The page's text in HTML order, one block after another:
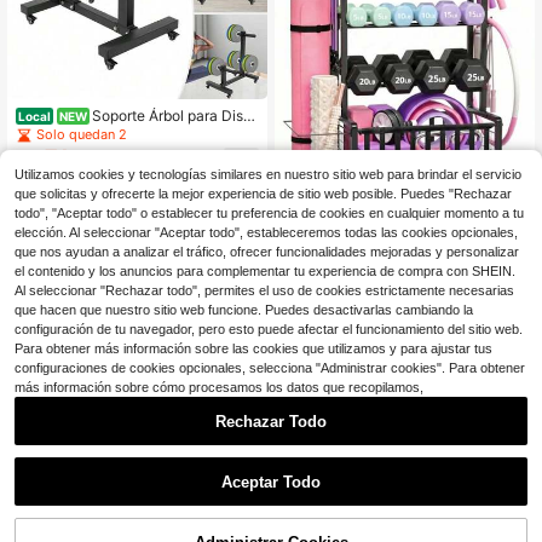
Local NEW Soporte Árbol para Disc
os de Pesas Resistente con Ruedas
Universales, Diseñado para Organiz
ación Conveniente y Fácil Acceso
a los Discos de Pesas, Cuenta con
un Diseño Robusto en Forma de Árb
ol para Sostener Múltiples Discos d
e Pesas de Forma Segura
Solo quedan 2
71
Envío Rápido Envío gratis
orma de rack de sentadillas, organi
Solo quedan 5
Local
Estante para mancuernas, est
ante de almacenamiento para gimn
asio en casa, organizador de estant
e de peso ajustable con ruedas y ga
nchos, almacenamiento de equipo
de gimnasio de alta resistencia, org
anizador de almacenamiento de ent
renamiento para gimnasio en garaje
Solo quedan 10
$110.10 -59%
1
Utilizamos cookies y tecnologías similares en nuestro sitio web para brindar el servicio
que solicitas y ofrecerte la mejor experiencia de sitio web posible. Puedes "Rechazar
todo", "Aceptar todo" o establecer tu preferencia de cookies en cualquier momento a tu
elección. Al seleccionar "Aceptar todo", estableceremos todas las cookies opcionales,
que nos ayudan a analizar el tráfico, ofrecer funcionalidades mejoradas y personalizar
el contenido y los anuncios para complementar tu experiencia de compra con SHEIN.
Al seleccionar "Rechazar todo", permites el uso de cookies estrictamente necesarias
que hacen que nuestro sitio web funcione. Puedes desactivarlas cambiando la
configuración de tu navegador, pero esto puede afectar el funcionamiento del sitio web.
Para obtener más información sobre las cookies que utilizamos y para ajustar tus
configuraciones de cookies opcionales, selecciona "Administrar cookies". Para obtener
más información sobre cómo procesamos los datos que recopilamos,
Rechazar Todo
Aceptar Todo